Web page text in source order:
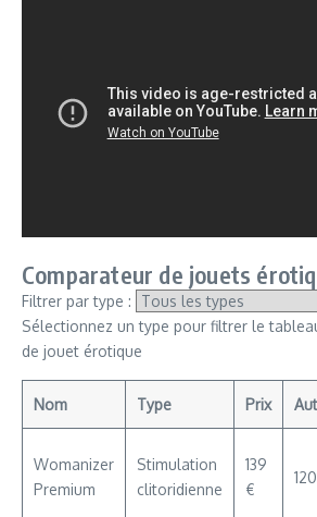
Comparateur de jouets
Filtrer par type :
Sélectionnez un type pour filtrer le
de jouet érotique
Nom Type Prix
Womanizer
Premium
Stimulation
clitoridienne
139
€